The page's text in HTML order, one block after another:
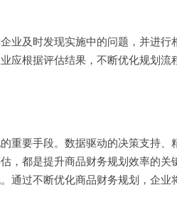
业及时发现实施中的问题，并进行
应根据评估结果，不断优化规划流
重要手段。数据驱动的决策支持、
，都是提升商品财务规划效率的关
通过不断优化商品财务规划，企业